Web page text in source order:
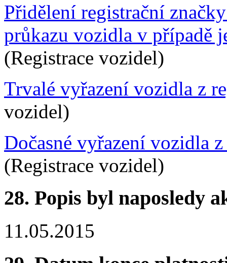
Přidělení registrační
průkazu vozidla v případě
(Registrace vozidel)
Trvalé vyřazení vozidla z
vozidel)
Dočasné vyřazení vozidla
(Registrace vozidel)
28. Popis byl naposledy
11.05.2015